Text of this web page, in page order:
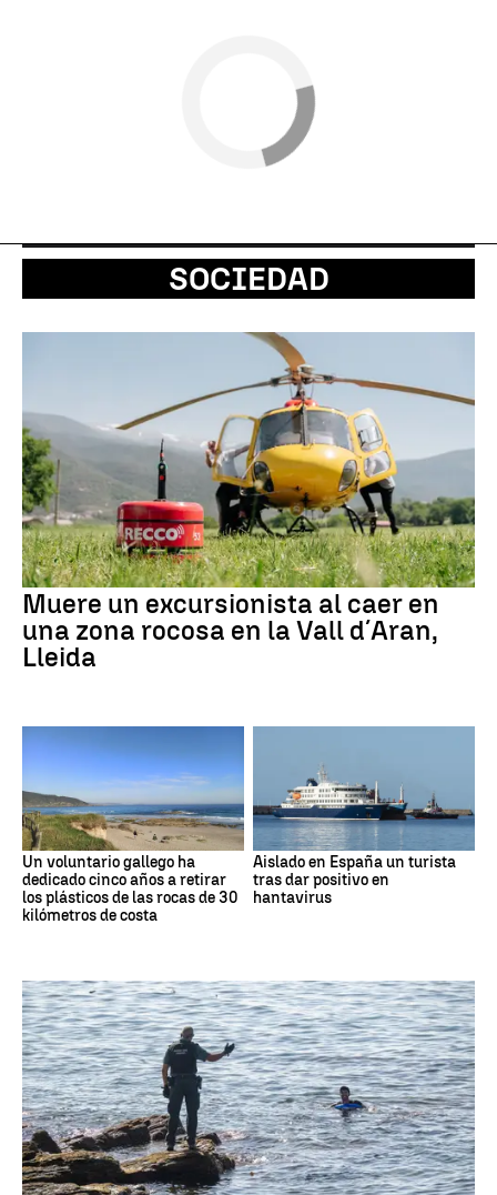
SOCIEDAD
Muere un excursionista al caer en
una zona rocosa en la Vall d´Aran,
Lleida
Un voluntario gallego ha
dedicado cinco años a retirar
los plásticos de las rocas de 30
kilómetros de costa
Aislado en España un turista
tras dar positivo en
hantavirus